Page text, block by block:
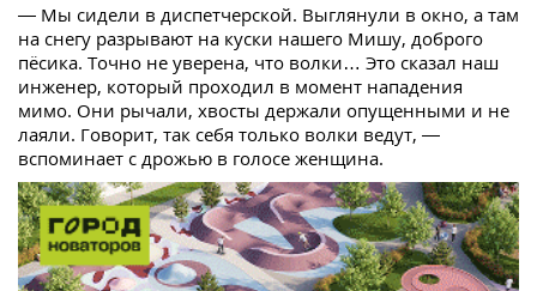
— Мы сидели в диспетчерской. Выглянули в окно, а там
на снегу разрывают на куски нашего Мишу, доброго
пёсика. Точно не уверена, что волки… Это сказал наш
инженер, который проходил в момент нападения
мимо. Они рычали, хвосты держали опущенными и не
лаяли. Говорит, так себя только волки ведут, —
вспоминает с дрожью в голосе женщина.